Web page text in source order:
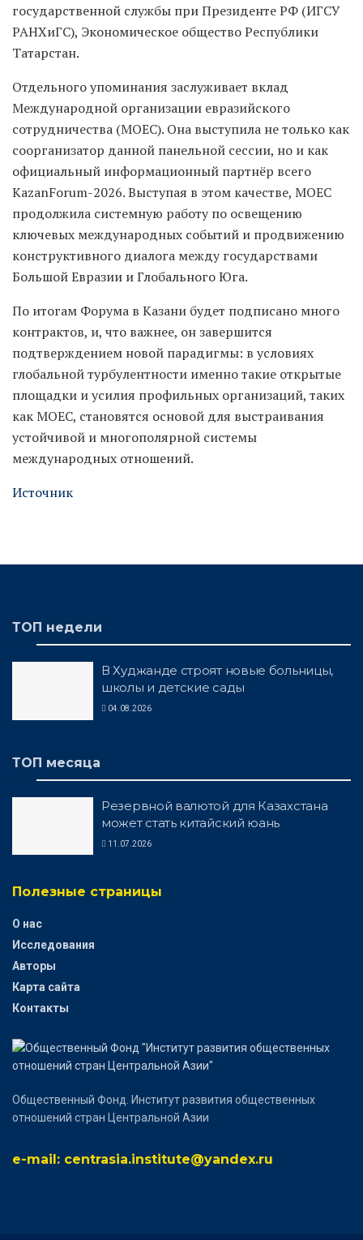
государственной службы при Президенте РФ (ИГСУ
РАНХиГС), Экономическое общество Республики
Татарстан.
Отдельного упоминания заслуживает вклад
Международной организации евразийского
сотрудничества (МОЕС). Она выступила не только как
соорганизатор данной панельной сессии, но и как
официальный информационный партнёр всего
KazanForum-2026. Выступая в этом качестве, МОЕС
продолжила системную работу по освещению
ключевых международных событий и продвижению
конструктивного диалога между государствами
Большой Евразии и Глобального Юга.
По итогам Форума в Казани будет подписано много
контрактов, и, что важнее, он завершится
подтверждением новой парадигмы: в условиях
глобальной турбулентности именно такие открытые
площадки и усилия профильных организаций, таких
как МОЕС, становятся основой для выстраивания
устойчивой и многополярной системы
международных отношений.
Источник
ТОП недели
В Худжанде строят новые больницы,
школы и детские сады
04.08.2026
ТОП месяца
Резервной валютой для Казахстана
может стать китайский юань
11.07.2026
Полезные страницы
О нас
Исследования
Авторы
Карта сайта
Контакты
Общественный Фонд. Институт развития общественных
отношений стран Центральной Азии
e-mail: centrasia.institute@yandex.ru